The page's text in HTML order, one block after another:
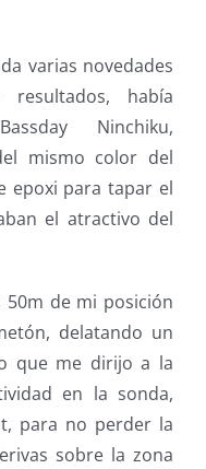
varias novedades
había
Ninchiku,
mismo color del
epoxi para tapar el
el atractivo del
50m de mi posición
delatando un
que me dirijo a la
en la sonda,
para no perder la
sobre la zona